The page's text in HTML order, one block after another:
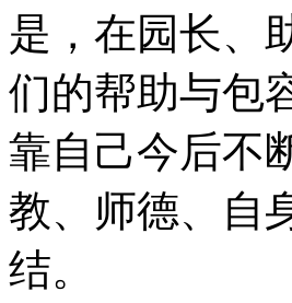
是，在园长、
们的帮助与包
靠自己今后不
教、师德、自
结。